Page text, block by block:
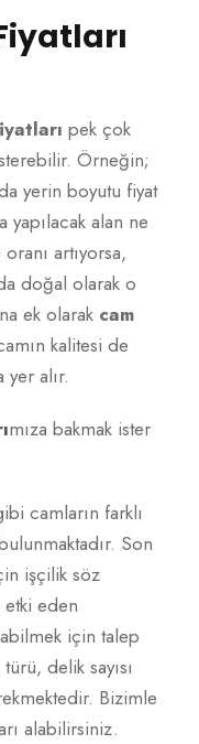
pek çok
Örneğin;
yerin boyutu fiyat
alan ne
artıyorsa,
doğal olarak o
ek olarak cam
kalitesi de
yer alır.
mıza bakmak ister
camların farklı
Son
işçilik söz
etki eden
için talep
delik sayısı
Bizimle
alabilirsiniz.